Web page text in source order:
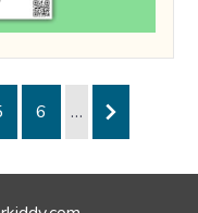
6 …